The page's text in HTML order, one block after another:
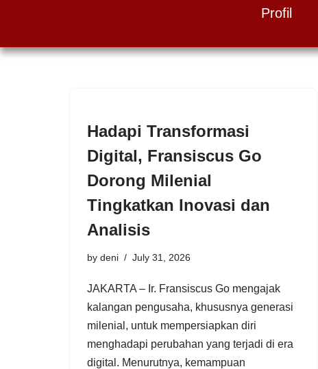
to
Profil
Hadapi Transformasi
Digital, Fransiscus Go
Dorong Milenial
Tingkatkan Inovasi dan
Analisis
by deni July 31, 2026
JAKARTA – Ir. Fransiscus Go mengajak
kalangan pengusaha, khususnya generasi
milenial, untuk mempersiapkan diri
menghadapi perubahan yang terjadi di era
digital. Menurutnya, kemampuan